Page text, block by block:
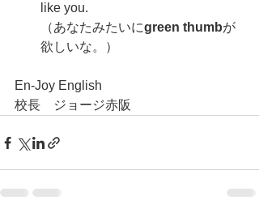
like you.
（あなたみたいにgreen thumbが
欲しいな。）
En-Joy English
校長　ジョージ赤阪